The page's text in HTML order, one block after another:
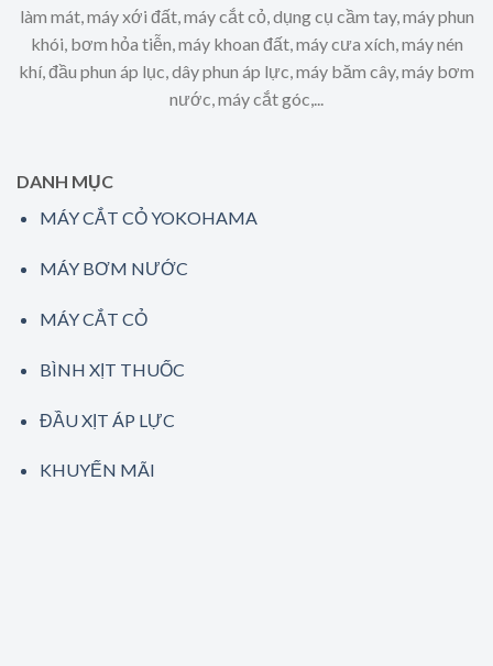
làm mát, máy xới đất, máy cắt cỏ, dụng cụ cầm tay, máy phun
khói, bơm hỏa tiễn, máy khoan đất, máy cưa xích, máy nén
khí, đầu phun áp lục, dây phun áp lực, máy băm cây, máy bơm
nước, máy cắt góc,...
DANH MỤC
MÁY CẮT CỎ YOKOHAMA
MÁY BƠM NƯỚC
MÁY CẮT CỎ
BÌNH XỊT THUỐC
ĐẦU XỊT ÁP LỰC
KHUYẾN MÃI